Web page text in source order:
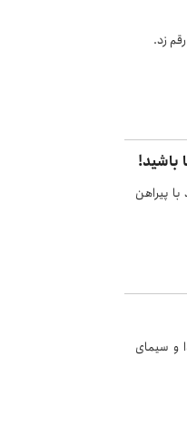
زد.
باشید!
پیراهن
و سیمای